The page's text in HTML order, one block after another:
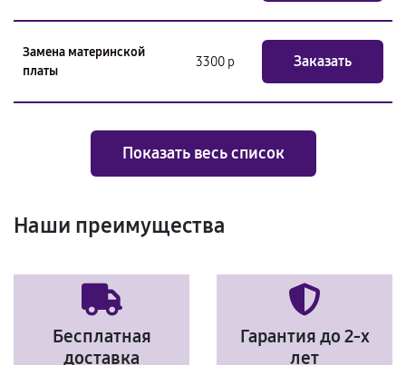
Замена материнской
платы
3300 р Заказать
Показать весь список
Наши преимущества
Бесплатная
доставка
Гарантия до 2-х
лет